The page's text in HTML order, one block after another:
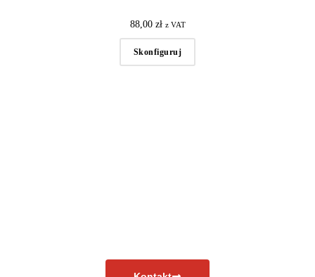
88,00 zł z VAT
Skonfiguruj